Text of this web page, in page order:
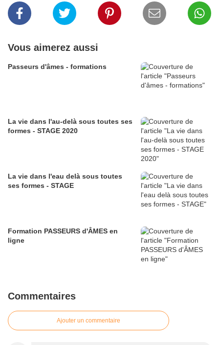
Vous aimerez aussi
Passeurs d'âmes - formations
La vie dans l'au-delà sous toutes ses
formes - STAGE 2020
La vie dans l'eau delà sous toutes
ses formes - STAGE
Formation PASSEURS d'ÂMES en
ligne
Commentaires
Ajouter un commentaire